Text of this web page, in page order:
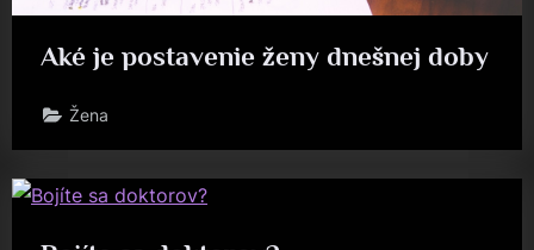
Aké je postavenie ženy dnešnej doby
Žena